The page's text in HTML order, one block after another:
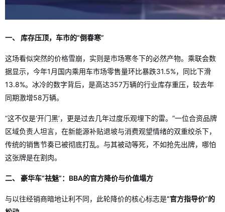
一、 库存压顶，车市的“倒春寒”
这场看似突然的价格雪崩，实则是市场寒冬下的必然产物。乘联会数
据显示，今年1月国内乘用车市场零售量环比暴跌31.5%，同比下滑
13.8%。冰冷的数字背后，是高达357万辆的行业库存重压，较去年
同期激增58万辆。
“这不仅是‘开门黑’，更是过去几年过度乐观埋下的雷。”一位合资品牌
区域负责人坦言，在新能源补贴退坡与消费观望情绪的双重绞杀下，
传统的销售节奏已被彻底打乱。与其被动等死，不如抢先出牌，哪怕
这张牌是在割肉。
二、 豪华车“祛魅”：BBA的官方降价与价值塌方
与以往经销商暗地让利不同，此轮降价的核心标志是“官方指导价”的